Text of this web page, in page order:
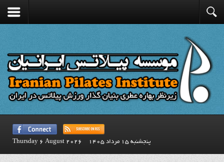
پنجشنبه 15 مرداد 1405 Thursday 6 August 2026